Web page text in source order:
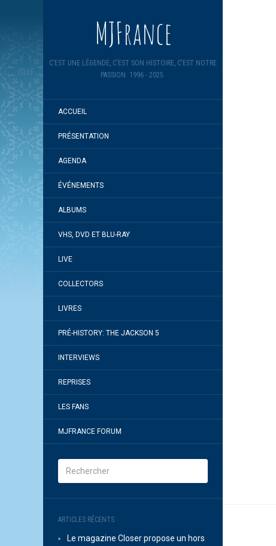
MJFrance
C'EST UNE LÉGENDE, C'EST SON HISTOIRE, C'EST NOTRE
PASSION. 1996 - 2025.
ACCUEIL
PRÉSENTATION
AGENDA
ÉVÉNEMENTS
ALBUMS
VHS, DVD ET BLU-RAY
LIVE
COLLECTORS
LIVRES
PRÉ-HISTORY: THE JACKSON 5
INTERVIEWS
REPRISES
LES FANS
MJFRANCE FORUM
ARTICLES RÉCENTS
Le magazine Closer propose un hors